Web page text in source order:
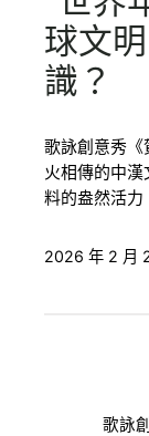
球文
識？
歌詠創意秀
火相傳的中
料的盎然活力
2026 年 2 月
歌詠